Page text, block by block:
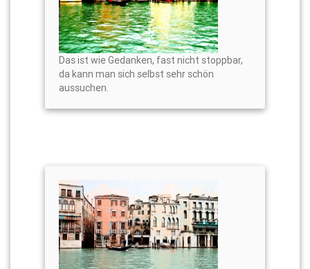
Das ist wie Gedanken, fast nicht stoppbar,
da kann man sich selbst sehr schön
aussuchen.